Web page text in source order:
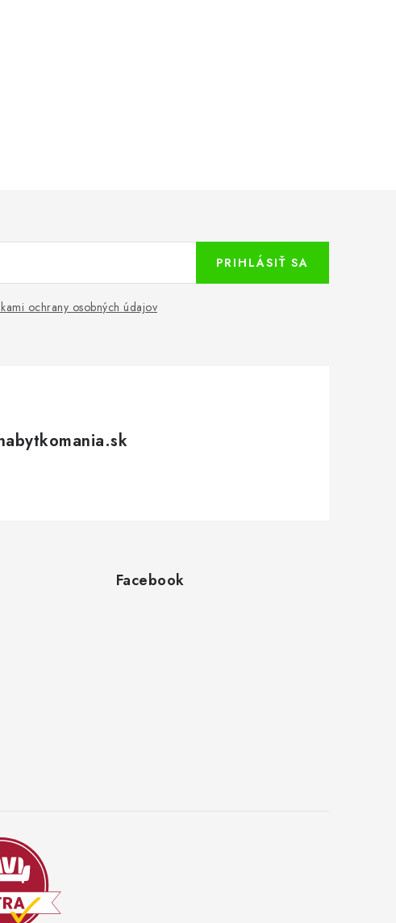
ochrany osobných údajov
PRIHLÁSIŤ SA
Facebook